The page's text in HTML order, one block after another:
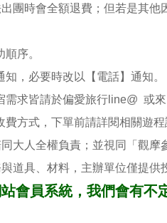
團時會全額退費；但若是其他
序。
，必要時改以【電話】通知。
求皆請於偏愛旅行line@ 或來
費方式，下單前請詳閱相關遊
大人全權負責；並視同「觀
道具、材料，主辦單位僅提供
會員系統，我們會有不